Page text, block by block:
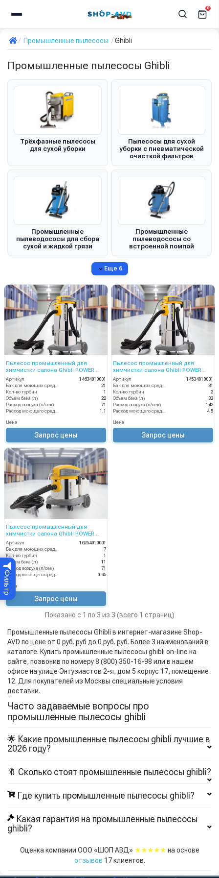
0
Промышленные пылесосы Ghibli
Фильтр
Промышленные пылесосы Ghibli
Трёхфазные пылесосы
для сухой уборки
Пылесосы для сухой
уборки с пневматической
очисткой фильтров
Промышленные
пылеводососы для сбора
сухой и жидкой грязи
Промышленные
пылеводососы со
встроенной помпой
Еще 6
Пылесос промышленный для
химчистки салона Ghibli POWER
EXTRA 21 I AUTO
Артикул
14634010001
Бак для моющих средств
21
Кол-во турбин
1
Объем бака (л)
22
Расход воздуха (л/сек)
71
Расход моющего средства
1.1
Цена
Запрос цены
Пылесос промышленный для
химчистки салона Ghibli POWER
EXTRA 31 I CEME AUTO
Артикул
14534010001
Бак для моющих средств
31
Кол-во турбин
2
Объем бака (л)
32
Расход воздуха (л/сек)
142
Расход моющего средства
4.5
Цена
Запрос цены
Пылесос промышленный для
химчистки салона Ghibli POWER
EXTRA 7 I AUTO
Артикул
16254010001
7
Кол-во турбин
1
Объем бака (л)
11
Расход воздуха (л/сек)
71
0.95
Цена
Запрос цены
Показано с 1 по 3 из 3 (всего 1 страниц)
Промышленные пылесосы Ghibli в интернет-магазине Shop-
AVD по цене от 0 руб. руб до 0 руб. руб. Более 3 наименований в
каталоге. Купить промышленные пылесосы ghibli on-line на
сайте, позвонив по номеру 8 (800) 350-16-98 или в нашем
офисе на улице Энтузиастов 2-я, дом 5 корпус 17, помещение
12. Для покупателей из Москвы специальные условия
доставки.
Часто задаваемые вопросы про
промышленные пылесосы ghibli
🌟 Какие промышленные пылесосы ghibli лучшие в
2026 году?
🔖 Сколько стоят промышленные пылесосы ghibli?
Где купить промышленные пылесосы ghibli?
Какая гарантия на промышленные пылесосы
ghibli?
Оценка компании ООО «ШОП АВД» ★★★★★ на основе
отзывов 17клиентов.